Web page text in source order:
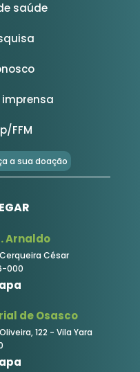
saúde
FFM
Arnaldo
César
000
de Osasco
122 - Vila Yara
a sua doação